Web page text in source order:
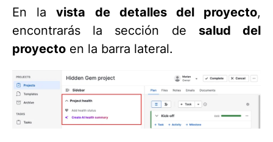
En lavista de detalles del proyecto,
encontrarás la sección de salud del
proyecto en la barra lateral.